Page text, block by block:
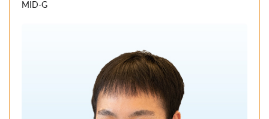
MID-G